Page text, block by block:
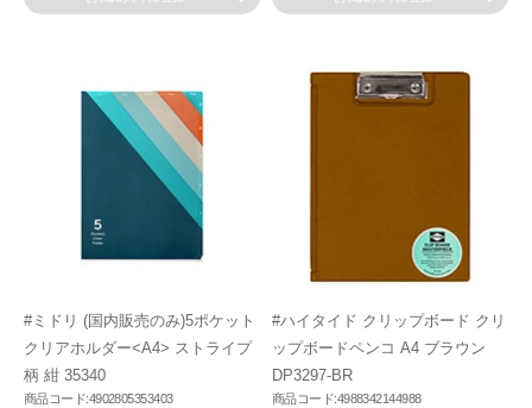
#ミドリ (国内販売のみ)5ポケット
クリアホルダー<A4> ストライプ
柄 紺 35340
商品コード:4902805353403
#ハイタイド クリップボード クリ
ップボードペンコ A4 ブラウン
DP3297-BR
商品コード:4988342144988